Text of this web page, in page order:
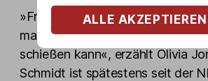
»Früher haben Gäste Dennis
machen, heute fragen mich
schießen kann«, erzählt Olivia
Schmidt ist spätestens seit der
ALLE AKZEPTIEREN